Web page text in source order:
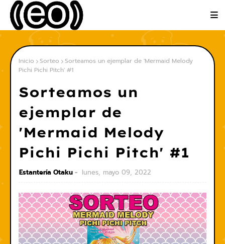
Inicio Sorteo
Sorteamos un ejemplar de 'Mermaid Melody
Pichi Pichi Pitch' #1
Sorteamos un
ejemplar de
'Mermaid Melody
Pichi Pichi Pitch' #1
Estantería Otaku lunes, mayo 09, 2022